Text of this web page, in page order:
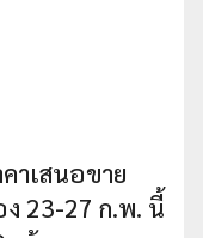
าเสนอขาย
23-27 ก.พ. นี้